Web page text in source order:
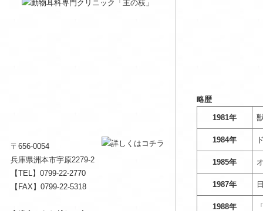
略歴
1981年
1984年
1985年
1987年
1988年
〒656-0054
兵庫県洲本市宇原2279-2
【TEL】 0799-22-2770
【FAX】0799-22-5318